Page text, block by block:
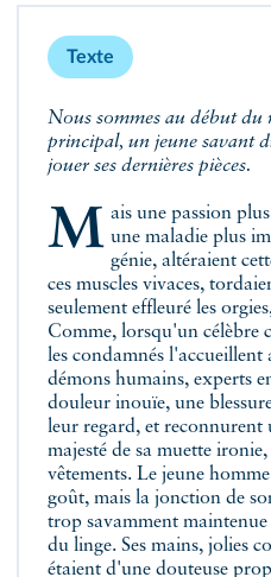
Texte
Nous sommes au début du
principal, un jeune savant
jouer ses dernières pièces.
Mais une passion plus mortelle que la maladie, une maladie plus
génie, altéraient
ces muscles vivaces,
seulement effleuré les
Comme, lorsqu'un célèbre
les condamnés l'accueillent
démons humains, experts
douleur inouïe, une
leur regard, et reconnurent
majesté de sa muette
vêtements. Le jeune
goût, mais la jonction de
trop savamment
du linge. Ses mains, jolies
étaient d'une douteuse